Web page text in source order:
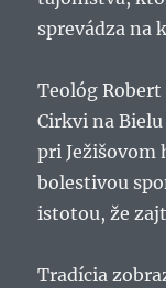
sprevádza na
Teológ Robert
Cirkvi na
pri Ježišovom
bolestivou
istotou, že
Tradícia